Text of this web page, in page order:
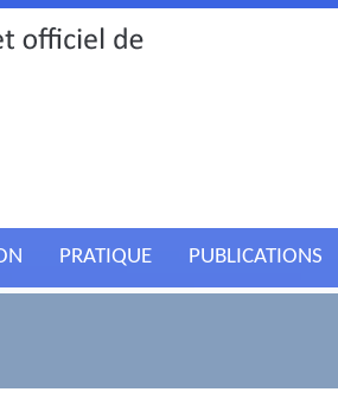
PRATIQUE PUBLICATIONS